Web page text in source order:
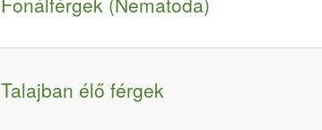
Talajban élő férgek